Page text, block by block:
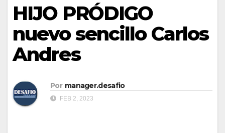
HIJO PRÓDIGO
nuevo sencillo Carlos
Andres​
Por manager.desafio
FEB 2, 2023